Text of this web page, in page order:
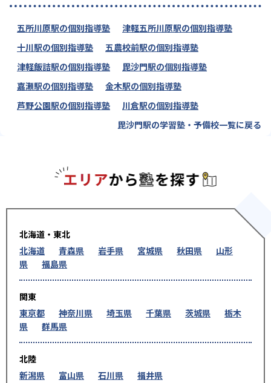
五所川原駅の個別指導塾
津軽五所川原駅の個別指導塾
十川駅の個別指導塾
五農校前駅の個別指導塾
津軽飯詰駅の個別指導塾
毘沙門駅の個別指導塾
嘉瀬駅の個別指導塾
金木駅の個別指導塾
芦野公園駅の個別指導塾
川倉駅の個別指導塾
毘沙門駅の学習塾・予備校一覧に戻る
北海道・東北
北海道
青森県 岩手県 宮城県 秋田県
山形
県
福島県
関東
東京都
神奈川県 埼玉県 千葉県 茨城県
栃木
県
群馬県
北陸
新潟県
富山県 石川県 福井県